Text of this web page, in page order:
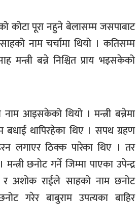
कोटा पूरा नहुने बेलासम्म जसपाबाट
नाम चर्चामा थियो । कतिसम्म
बन्ने निश्चित प्राय भइसकेको
आइसकेको थियो । मन्त्री बन्नेमा
बधाई थापिरहेका थिए । सपथ ग्रहण
लगाएर ठिक्क पारेका थिए । तर
छनोट गर्ने जिम्मा पाएका उपेन्द्र
र अशोक राईले साहको नाम छनोट
गरेर बाबुराम उपत्यका बाहिर